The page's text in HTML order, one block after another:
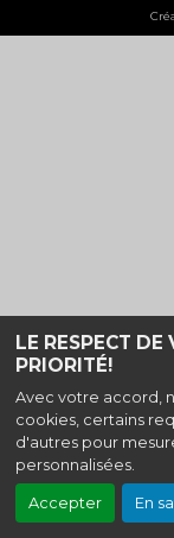
LE RESPECT DE
PRIORITÉ!
Avec votre accord,
cookies, certains
d'autres pour
personnalisées.
Accepter En